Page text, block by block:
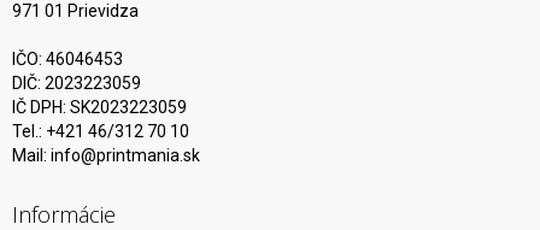
971 01 Prievidza
IČO: 46046453
DIČ: 2023223059
IČ DPH: SK2023223059
Tel.: +421 46/312 70 10
Mail: info@printmania.sk
Informácie